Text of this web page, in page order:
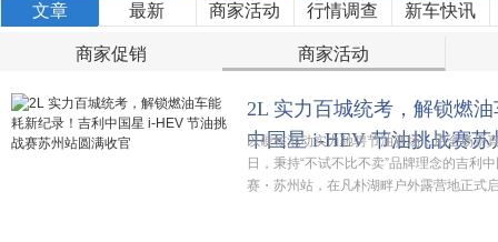
文章 最新 商家活动 行情调查 新车快讯
商家促销 商家活动
2L 实力百城统考，解锁燃
中国星 i-HEV 节油挑战赛苏
以硬核混动实力驰骋节油赛场，用全场景
日，秉持“不试不比不卖”品牌理念的吉利
赛・苏州站，在凡朴湖畔户外露营地正式